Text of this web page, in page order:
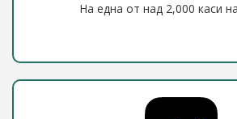
На една от над 2,000 каси